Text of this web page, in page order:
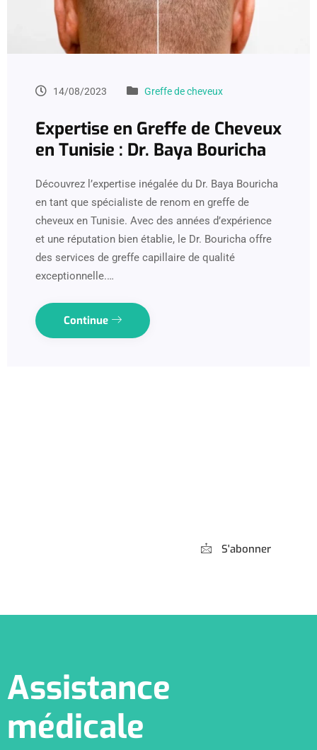
14/08/2023 Greffe de cheveux
Expertise en Greffe de Cheveux
en Tunisie : Dr. Baya Bouricha
Découvrez l’expertise inégalée du Dr. Baya Bouricha
en tant que spécialiste de renom en greffe de
cheveux en Tunisie. Avec des années d’expérience
et une réputation bien établie, le Dr. Bouricha offre
des services de greffe capillaire de qualité
exceptionnelle.…
Continue
S'abonner
Assistance
médicale